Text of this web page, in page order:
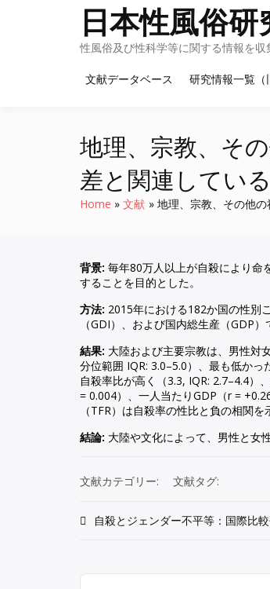
日本性風俗
性風俗及び性科学等に関する情報を収
文献データベース 研究情報一覧（
地理、宗教、そ
差と関連してい
Home 文献 地理、宗教、その他
背景: 毎年80万人以上が自殺により命
することを目的とした。
方法: 2015年における182か国の性別
（GDI）、および国内総生産（GDP）
結果: 大陸および主要宗教は、男性対
分位範囲 IQR: 3.0–5.0）、最も低か
自殺率比が高く（3.3, IQR: 2.7–4.4）
= 0.004）、一人当たりGDP（r =
（TFR）は自殺率の性比と負の相関
結論: 大陸や文化によって、男性と女
文献カテゴリー: 文献タグ:
投自殺とジェンダー不平等：国際比